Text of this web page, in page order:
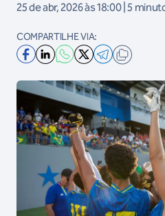
25 de abr, 2026 às 18:00 | 5
COMPARTILHE VIA: